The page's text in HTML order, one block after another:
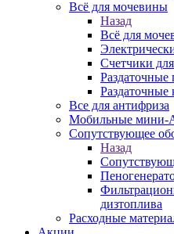
Всё для мочевины
Назад
Всё для
Счетчики
Все для антифриза
Мобильные мини-
Сопутствующее
Назад
дизтоплива
Расходные